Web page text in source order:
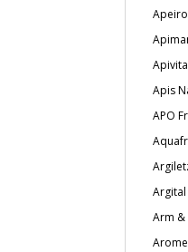
Apivita
Apis
APO
Argital
Arm